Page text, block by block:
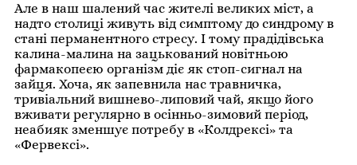
Але в наш шалений час жителі великих міст, а
надто столиці живуть від симптому до синдрому в
стані перманентного стресу. І тому прадідівська
калина-малина на зацькований новітньою
фармакопеєю організм діє як стоп-сигнал на
зайця. Хоча, як запевнила нас травничка,
тривіальний вишнево-липовий чай, якщо його
вживати регулярно в осінньо-зимовий період,
неабияк зменшує потребу в «Колдрексі» та
«Фервексі».